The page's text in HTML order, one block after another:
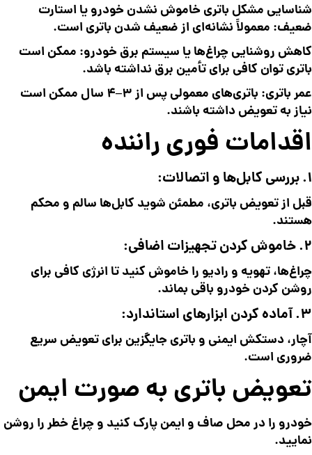
شناسایی مشکل باتری خاموش نشدن خودرو یا استارت
ضعیف: معمولاً نشانه‌ای از ضعیف شدن باتری است.
کاهش روشنایی چراغ‌ها یا سیستم برق خودرو: ممکن است
باتری توان کافی برای تأمین برق نداشته باشد.
عمر باتری: باتری‌های معمولی پس از ۳–۴ سال ممکن است
نیاز به تعویض داشته باشند.
اقدامات فوری راننده
1. بررسی کابل‌ها و اتصالات:
قبل از تعویض باتری، مطمئن شوید کابل‌ها سالم و محکم
هستند.
2. خاموش کردن تجهیزات اضافی:
چراغ‌ها، تهویه و رادیو را خاموش کنید تا انرژی کافی برای
روشن کردن خودرو باقی بماند.
3. آماده کردن ابزارهای استاندارد:
آچار، دستکش ایمنی و باتری جایگزین برای تعویض سریع
ضروری است.
تعویض باتری به صورت ایمن
خودرو را در محل صاف و ایمن پارک کنید و چراغ خطر را روشن
نمایید.